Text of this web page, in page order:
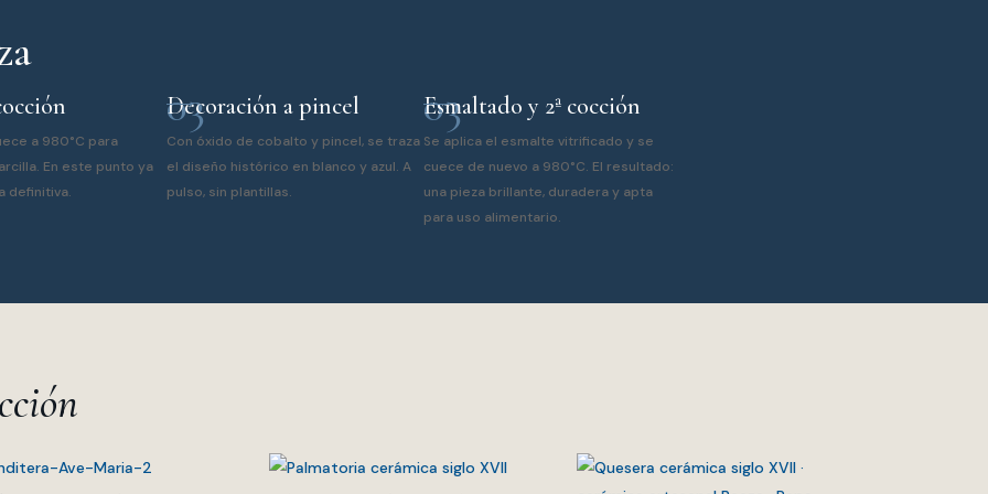
a 980°C para
En este punto ya
definitiva.
03
Decoración a pincel
Con óxido de cobalto y pincel, se traza
el diseño histórico en blanco y azul. A
pulso, sin plantillas.
03
Esmaltado y 2ª cocción
Se aplica el esmalte vitrificado y se
cuece de nuevo a 980°C. El resultado:
una pieza brillante, duradera y apta
para uso alimentario.